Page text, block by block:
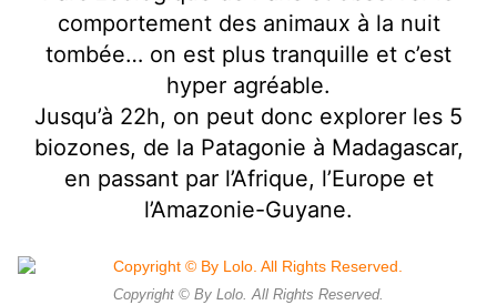
comportement des animaux à la nuit
tombée… on est plus tranquille et c’est
hyper agréable.
Jusqu’à 22h, on peut donc explorer les 5
biozones, de la Patagonie à Madagascar,
en passant par l’Afrique, l’Europe et
l’Amazonie-Guyane.
Copyright © By Lolo. All Rights Reserved.